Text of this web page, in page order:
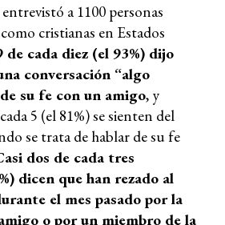
a 1100 personas
cristianas en Estados
de cada diez (el 93%) dijo
conversación “algo
su fe con un amigo, y
5 (el 81%) se sienten del
se trata de hablar de su fe
dos de cada tres
dicen que han rezado al
el mes pasado por la
o por un miembro de la